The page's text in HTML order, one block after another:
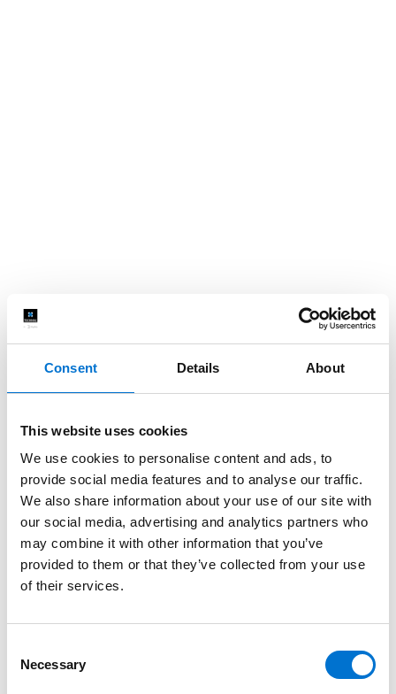
Consent Details About
This website uses cookies
We use cookies to personalise content and ads, to
provide social media features and to analyse our traffic.
We also share information about your use of our site with
our social media, advertising and analytics partners who
may combine it with other information that you’ve
provided to them or that they’ve collected from your use
of their services.
Selection
Necessary